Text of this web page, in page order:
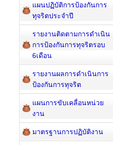
แผนปฏิบัติการป้องกันการ
ทุจริตประจำปี
รายงานติดตามการดำเนิน
การป้องกันการทุจริตรอบ
6เดือน
รายงานผลการดำเนินการ
ป้องกันการทุจริต
แผนการขับเคลื่อนหน่วย
งาน
มาตรฐานการปฏิบัติงาน